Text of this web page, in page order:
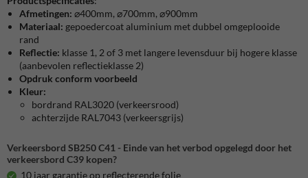
Afmetingen: ⌀400mm, ⌀700mm, ⌀900mm
Materiaal: gepoedercoat aluminium met dubbel omgeplooide
rand
Reflectie: klasse 1, 2 of 3 met langere levensduur bij hogere klasse
(aanbevolen reflectieklasse 2)
Opdruk conform voorbeeld
Kleur:
bordrand RAL3020 (verkeersrood)
achterzijde RAL7043 (verkeersgrijs)
Verkeersbord SB250 C41 - Einde van het verbod opgelegd door het
verkeersbord C39 kopen?
10 jaar garantie op reflecterende folie